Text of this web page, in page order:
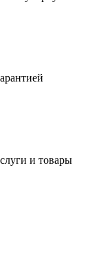
и товары